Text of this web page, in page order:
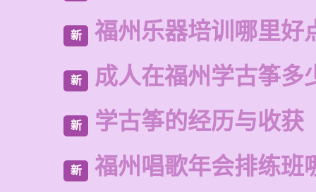
新 福州乐器培训哪里好
新 成人在福州学古筝多
新 学古筝的经历与收获
新 福州唱歌年会排练班